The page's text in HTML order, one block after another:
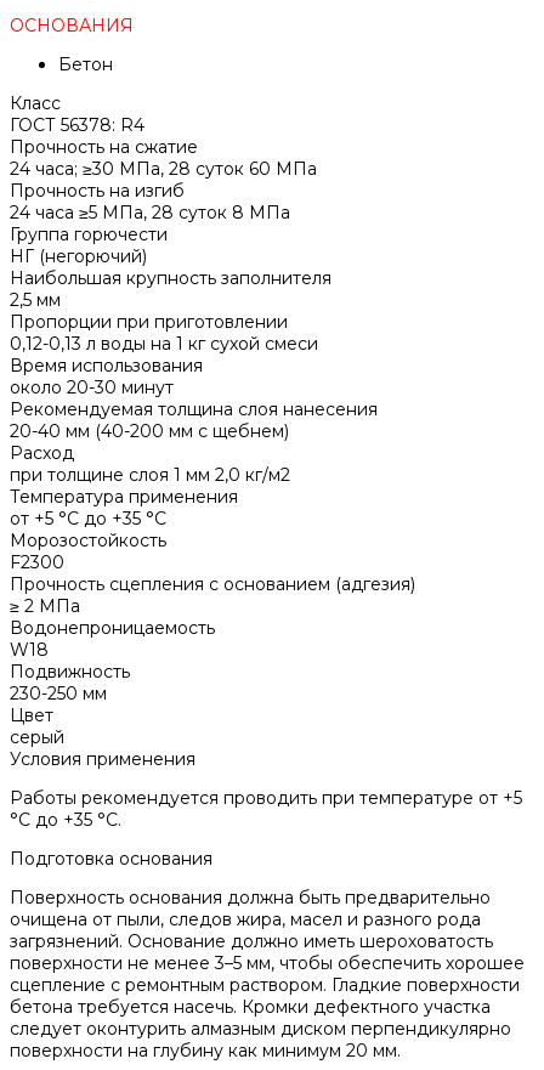
ОСНОВАНИЯ
Бетон
Класс
ГОСТ 56378: R4
Прочность на сжатие
24 часа; ≥30 МПа, 28 суток 60 МПа
Прочность на изгиб
24 часа ≥5 МПа, 28 суток 8 МПа
Группа горючести
НГ (негорючий)
Наибольшая крупность заполнителя
2,5 мм
Пропорции при приготовлении
0,12-0,13 л воды на 1 кг сухой смеси
Время использования
около 20-30 минут
Рекомендуемая толщина слоя нанесения
20-40 мм (40-200 мм с щебнем)
Расход
при толщине слоя 1 мм 2,0 кг/м2
Температура применения
от +5 °С до +35 °С
Морозостойкость
F2300
Прочность сцепления с основанием (адгезия)
≥ 2 МПа
Водонепроницаемость
W18
Подвижность
230-250 мм
Цвет
серый
Условия применения
Работы рекомендуется проводить при температуре от +5
°С до +35 °С.
Подготовка основания
Поверхность основания должна быть предварительно
очищена от пыли, следов жира, масел и разного рода
загрязнений. Основание должно иметь шероховатость
поверхности не менее 3–5 мм, чтобы обеспечить хорошее
сцепление с ремонтным раствором. Гладкие поверхности
бетона требуется насечь. Кромки дефектного участка
следует оконтурить алмазным диском перпендикулярно
поверхности на глубину как минимум 20 мм.